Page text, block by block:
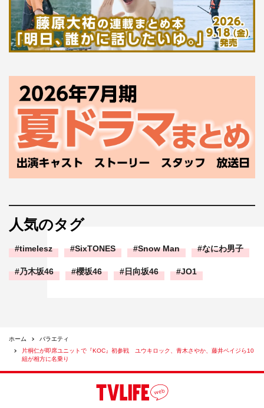
人気のタグ
timelesz SixTONES Snow Man なにわ男子
乃木坂46 櫻坂46 日向坂46 JO1
ホーム
バラエティ
片桐仁が即席ユニットで『KOC』初参戦 ユウキロック、青木さやか、藤井ペイジら10
組が相方に名乗り